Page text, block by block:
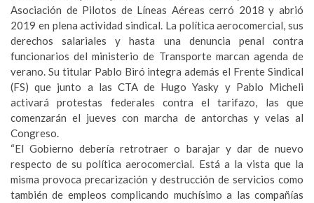
Asociación de Pilotos de Líneas Aéreas cerró 2018 y abrió
2019 en plena actividad sindical. La política aerocomercial, sus
derechos salariales y hasta una denuncia penal contra
funcionarios del ministerio de Transporte marcan agenda de
verano. Su titular Pablo Biró integra además el Frente Sindical
(FS) que junto a las CTA de Hugo Yasky y Pablo Micheli
activará protestas federales contra el tarifazo, las que
comenzarán el jueves con marcha de antorchas y velas al
Congreso.
“El Gobierno debería retrotraer o barajar y dar de nuevo
respecto de su política aerocomercial. Está a la vista que la
misma provoca precarización y destrucción de servicios como
también de empleos complicando muchísimo a las compañías